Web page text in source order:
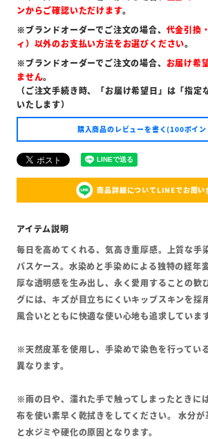
ンからご確認いただけます。
※ブランドオーダーでご注文の場合、 代金引換
ィ）以外のお支払い方法をお選びください。
※ブランドオーダーでご注文の場合、 お届け希
ません。
（ご注文手続き時、「お届け希望日」は「指定
いたします）
購入商品のレビューを書く(100ポイ
商品詳細についてLINEでお問い
毎日を高めてくれる、気高き重厚感。上質な手
パスケース。水染めと手染めによる独特の経年
厚な透明感を生み出し、永く愛用することの歓
グには、キズが目立ちにくいキップスキンを採
風合いとともに快適な使い心地も追求しています
※天然皮革を使用し、手染めで染色を行ってい
異なります。
※雨の日や、濡れた手で触ってしまったときに
布を使い素早く乾拭きをしてください。 水分が
と水ジミや硬化の原因となります。